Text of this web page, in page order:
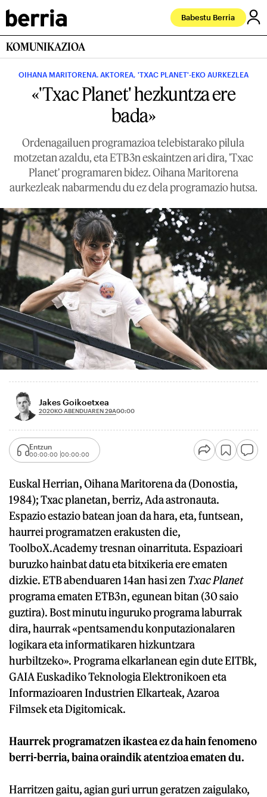
Babestu Berria
KOMUNIKAZIOA
OIHANA MARITORENA. AKTOREA, 'TXAC PLANET'-EKO AURKEZLEA
«'Txac Planet' hezkuntza ere
bada»
Ordenagailuen programazioa telebistarako pilula
motzetan azaldu, eta ETB3n eskaintzen ari dira, 'Txac
Planet' programaren bidez. Oihana Maritorena
aurkezleak nabarmendu du ez dela programazio hutsa.
Jakes Goikoetxea
2020KO ABENDUAREN 29A00:00
Entzun
00:00:00 00:00:00
Euskal Herrian, Oihana Maritorena da (Donostia,
1984); Txac planetan, berriz, Ada astronauta.
Espazio estazio batean joan da hara, eta, funtsean,
haurrei programatzen erakusten die,
ToolboX.Academy tresnan oinarrituta. Espazioari
buruzko hainbat datu eta bitxikeria ere ematen
dizkie. ETB abenduaren 14an hasi zen Txac Planet
programa ematen ETB3n, egunean bitan (30 saio
guztira). Bost minutu inguruko programa laburrak
dira, haurrak «pentsamendu konputazionalaren
logikara eta informatikaren hizkuntzara
hurbiltzeko». Programa elkarlanean egin dute EITBk,
GAIA Euskadiko Teknologia Elektronikoen eta
Informazioaren Industrien Elkarteak, Azaroa
Filmsek eta Digitomicak.
Haurrek programatzen ikastea ez da hain fenomeno
berri-berria, baina oraindik atentzioa ematen du.
Harritzen gaitu, agian guri urrun geratzen zaigulako,